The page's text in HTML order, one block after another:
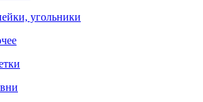
угольники